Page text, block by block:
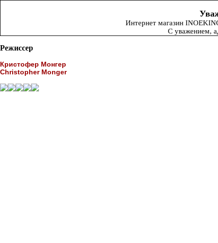
Интернет магазин
С уважением,
Режиссер
Кристофер Монгер
Christopher Monger